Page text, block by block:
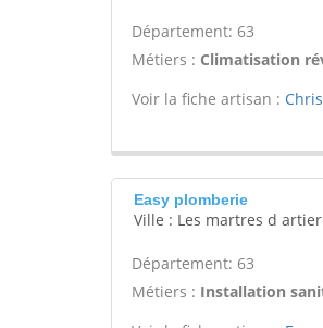
Département: 63
Métiers : Climatisation
Voir la fiche artisan :
Easy plomberie
Ville : Les martres d
Département: 63
Métiers : Installation